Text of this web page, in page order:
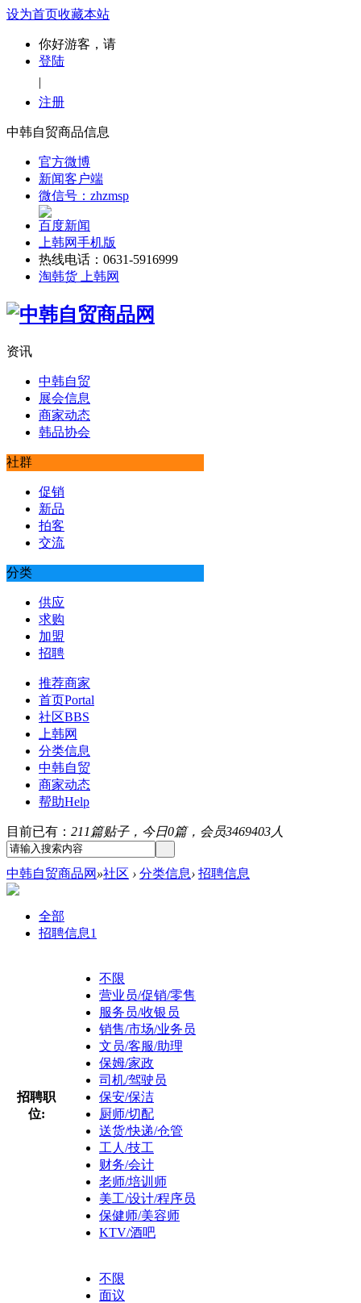
设为首页收藏本站
你好游客，请
登陆
|
注册
中韩自贸商品信息
官方微博
新闻客户端
微信号：zhzmsp
百度新闻
上韩网手机版
热线电话：0631-5916999
淘韩货 上韩网
资讯
中韩自贸
展会信息
商家动态
韩品协会
社群
促销
新品
拍客
交流
分类
供应
求购
加盟
招聘
推荐商家
首页Portal
社区BBS
上韩网
分类信息
中韩自贸
商家动态
帮助Help
目前已有： 211篇贴子，今日0篇，会员3469403人
中韩自贸商品网 »社区 › 分类信息› 招聘信息
全部
招聘信息1
招聘职
位:
不限
营业员/促销/零售
服务员/收银员
销售/市场/业务员
文员/客服/助理
保姆/家政
司机/驾驶员
保安/保洁
厨师/切配
送货/快递/仓管
工人/技工
财务/会计
老师/培训师
美工/设计/程序员
保健师/美容师
KTV/酒吧
不限
面议